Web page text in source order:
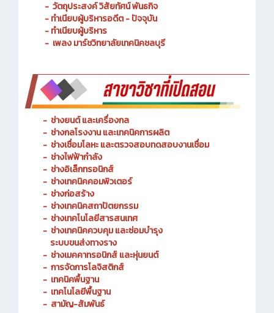
- วัตถุประสงค์ วิสัยทัศน์ พันธกิจ
- ทำเนียบผู้บริหารอดีต - ปัจจุบัน
- ทำเนียบผู้บริหาร
- เพลง มาร์ชวิทยาลัยเทคนิคชลบุรี
- ช่างยนต์ และเครื่องกล
- ช่างกลโรงงาน และเทคนิคการผลิต
- ช่างเชื่อมโลหะ และตรวจสอบทดสอบงานเชื่อม
- ช่างไฟฟ้ากำลัง
- ช่างอิเล็กทรอนิกส์
- ช่างเทคนิคคอมพิวเตอร์
- ช่างก่อสร้าง
- ช่างเทคนิคสถาปัตยกรรม
- ช่างเทคโนโลยีสารสนเทศ
- ช่างเทคนิคควบคุม และซ่อมบำรุง
ระบบขนส่งทางราง
- ช่างเมคคาทรอนิกส์ และหุ่นยนต์
- การจัดการโลจิสติกส์
- เทคนิคพื้นฐาน
- เทคโนโลยีพื้นฐาน
- สามัญ-สัมพันธ์